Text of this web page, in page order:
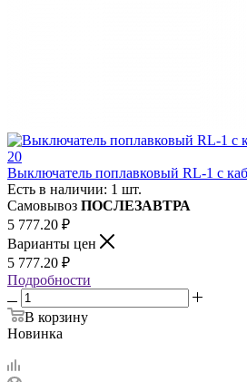
Выключатель поплавковый RL-1 с
Есть в наличии: 1 шт.
Самовывоз ПОСЛЕЗАВТРА
5 777.20 ₽
Варианты цен
5 777.20 ₽
Подробности
В корзину
Новинка